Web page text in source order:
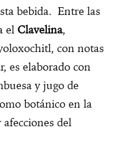
bebida. Entre las
el Clavelina,
con notas
es elaborado con
y jugo de
botánico en la
del